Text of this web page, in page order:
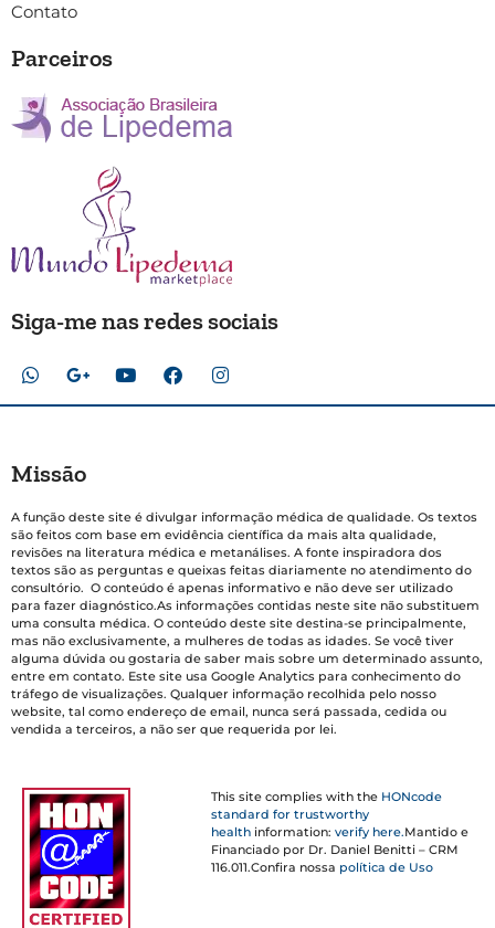
Contato
Parceiros
Siga-me nas redes sociais
Missão
A função deste site é divulgar informação médica de qualidade. Os textos
são feitos com base em evidência científica da mais alta qualidade,
revisões na literatura médica e metanálises. A fonte inspiradora dos
textos são as perguntas e queixas feitas diariamente no atendimento do
consultório. O conteúdo é apenas informativo e não deve ser utilizado
para fazer diagnóstico.As informações contidas neste site não substituem
uma consulta médica. O conteúdo deste site destina-se principalmente,
mas não exclusivamente, a mulheres de todas as idades. Se você tiver
alguma dúvida ou gostaria de saber mais sobre um determinado assunto,
entre em contato. Este site usa Google Analytics para conhecimento do
tráfego de visualizações. Qualquer informação recolhida pelo nosso
website, tal como endereço de email, nunca será passada, cedida ou
vendida a terceiros, a não ser que requerida por lei.
This site complies with the HONcode
standard for trustworthy
health information:verify here.Mantido e
Financiado por Dr. Daniel Benitti – CRM
116.011.Confira nossa política de Uso